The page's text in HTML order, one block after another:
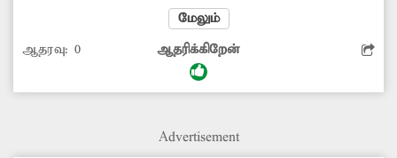
உயர்கோபுர மின் விளக்கு
அமைக்கப்பட்டுள்ளது. இந்த விளக்கு
பழுதானதால் கடந்த சில நாட்களாக
எரிவதில்லை. இரவு நேரங்களில் அந்த பகுதி
அச்சம் அடைந்துள்ளனர். பழுதான உயர்கோபுர
மேலும்
ஆதரவு: 0 ஆதரிக்கிறேன்
Advertisement